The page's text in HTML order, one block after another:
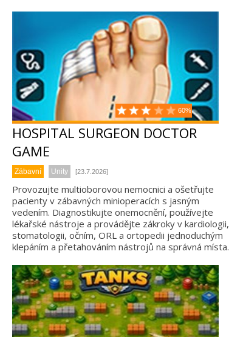
60%
HOSPITAL SURGEON DOCTOR
GAME
Zábavní Unity [23.7.2026]
Provozujte multioborovou nemocnici a ošetřujte
pacienty v zábavných minioperacích s jasným
vedením. Diagnostikujte onemocnění, používejte
lékařské nástroje a provádějte zákroky v kardiologii,
stomatologii, očním, ORL a ortopedii jednoduchým
klepáním a přetahováním nástrojů na správná místa.